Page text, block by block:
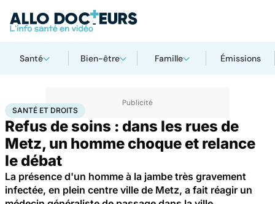
Santé Bien-être Famille Émissions
AccueilSantéSanté et droits
SANTÉ ET DROITS
Refus de soins : dans les rues de
Metz, un homme choque et relance
le débat
La présence d'un homme à la jambe très gravement
infectée, en plein centre ville de Metz, a fait réagir un